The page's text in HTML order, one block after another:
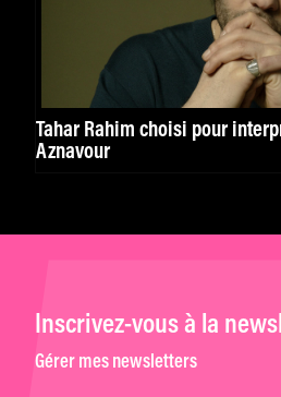
Tahar Rahim choisi pour
Aznavour
Inscrivez-vous à la
Gérer mes newsletters